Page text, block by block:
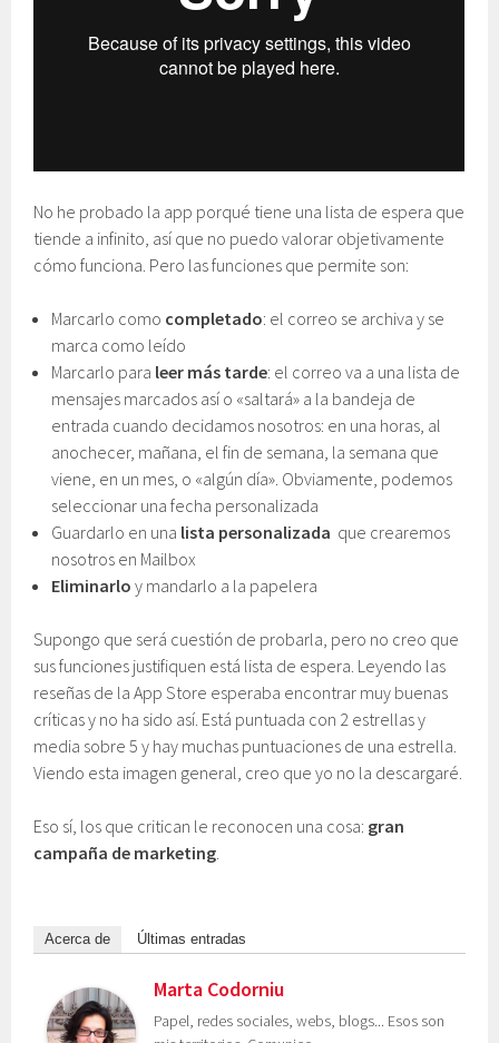
No he probado la app porqué tiene una lista de espera que
tiende a infinito, así que no puedo valorar objetivamente
cómo funciona. Pero las funciones que permite son:
Marcarlo como completado: el correo se archiva y se
marca como leído
Marcarlo para leer más tarde: el correo va a una lista de
mensajes marcados así o «saltará» a la bandeja de
entrada cuando decidamos nosotros: en una horas, al
anochecer, mañana, el fin de semana, la semana que
viene, en un mes, o «algún día». Obviamente, podemos
seleccionar una fecha personalizada
Guardarlo en una lista personalizada que crearemos
nosotros en Mailbox
Eliminarlo y mandarlo a la papelera
Supongo que será cuestión de probarla, pero no creo que
sus funciones justifiquen está lista de espera. Leyendo las
reseñas de la App Store esperaba encontrar muy buenas
críticas y no ha sido así. Está puntuada con 2 estrellas y
media sobre 5 y hay muchas puntuaciones de una estrella.
Viendo esta imagen general, creo que yo no la descargaré.
Eso sí, los que critican le reconocen una cosa: gran
campaña de marketing.
Acerca de Últimas entradas
Marta Codorniu
Papel, redes sociales, webs, blogs... Esos son